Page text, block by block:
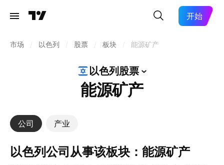
开始
市场 以色列 股票 板块 能源矿产
以色列股票
能源矿产
公司 产业
以色列公司从事该板块：能源矿产